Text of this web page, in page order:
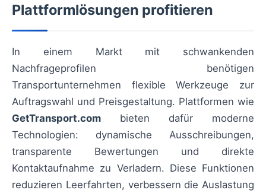
Plattformlösungen profitieren
In einem Markt mit schwankenden
Nachfrageprofilen benötigen
Transportunternehmen flexible Werkzeuge zur
Auftragswahl und Preisgestaltung. Plattformen wie
GetTransport.com bieten dafür moderne
Technologien: dynamische Ausschreibungen,
transparente Bewertungen und direkte
Kontaktaufnahme zu Verladern. Diese Funktionen
reduzieren Leerfahrten, verbessern die Auslastung